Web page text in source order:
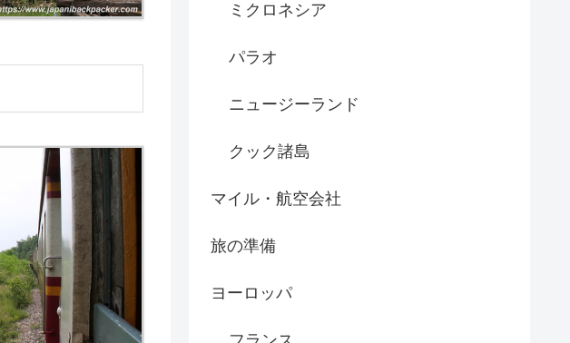
ミクロネシア
パラオ
ニュージーランド
クック諸島
マイル・航空会社
旅の準備
ヨーロッパ